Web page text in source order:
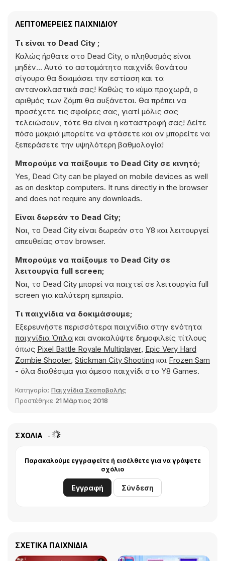
ΛΕΠΤΟΜΈΡΕΙΕΣ ΠΑΙΧΝΙΔΙΟΎ
Τι είναι το Dead City ;
Καλώς ήρθατε στο Dead City, ο πληθυσμός είναι
μηδέν... Αυτό το ασταμάτητο παιχνίδι θανάτου
σίγουρα θα δοκιμάσει την εστίαση και τα
αντανακλαστικά σας! Καθώς το κύμα προχωρά, ο
αριθμός των ζόμπι θα αυξάνεται. Θα πρέπει να
προσέχετε τις σφαίρες σας, γιατί μόλις σας
τελειώσουν, τότε θα είναι η καταστροφή σας! Δείτε
πόσο μακριά μπορείτε να φτάσετε και αν μπορείτε να
ξεπεράσετε την υψηλότερη βαθμολογία!
Μπορούμε να παίξουμε το Dead City σε κινητό;
Yes, Dead City can be played on mobile devices as well
as on desktop computers. It runs directly in the browser
and does not require any downloads.
Είναι δωρεάν το Dead City;
Ναι, το Dead City είναι δωρεάν στο Y8 και λειτουργεί
απευθείας στον browser.
Μπορούμε να παίξουμε το Dead City σε
λειτουργία full screen;
Ναι, το Dead City μπορεί να παιχτεί σε λειτουργία full
screen για καλύτερη εμπειρία.
Τι παιχνίδια να δοκιμάσουμε;
Εξερευνήστε περισσότερα παιχνίδια στην ενότητα
παιχνίδια Όπλα και ανακαλύψτε δημοφιλείς τίτλους
όπως Pixel Battle Royale Multiplayer, Epic Very Hard
Zombie Shooter, Stickman City Shooting και Frozen Sam
- όλα διαθέσιμα για άμεσο παιχνίδι στο Y8 Games.
Κατηγορία: Παιχνίδια Σκοποβολής
Προστέθηκε 21 Μάρτιος 2018
ΣΧΌΛΙΑ
Παρακαλούμε εγγραφείτε ή εισέλθετε για να γράψετε
σχόλιο
Εγγραφή Σύνδεση
ΣΧΕΤΙΚΆ ΠΑΙΧΝΊΔΙΑ